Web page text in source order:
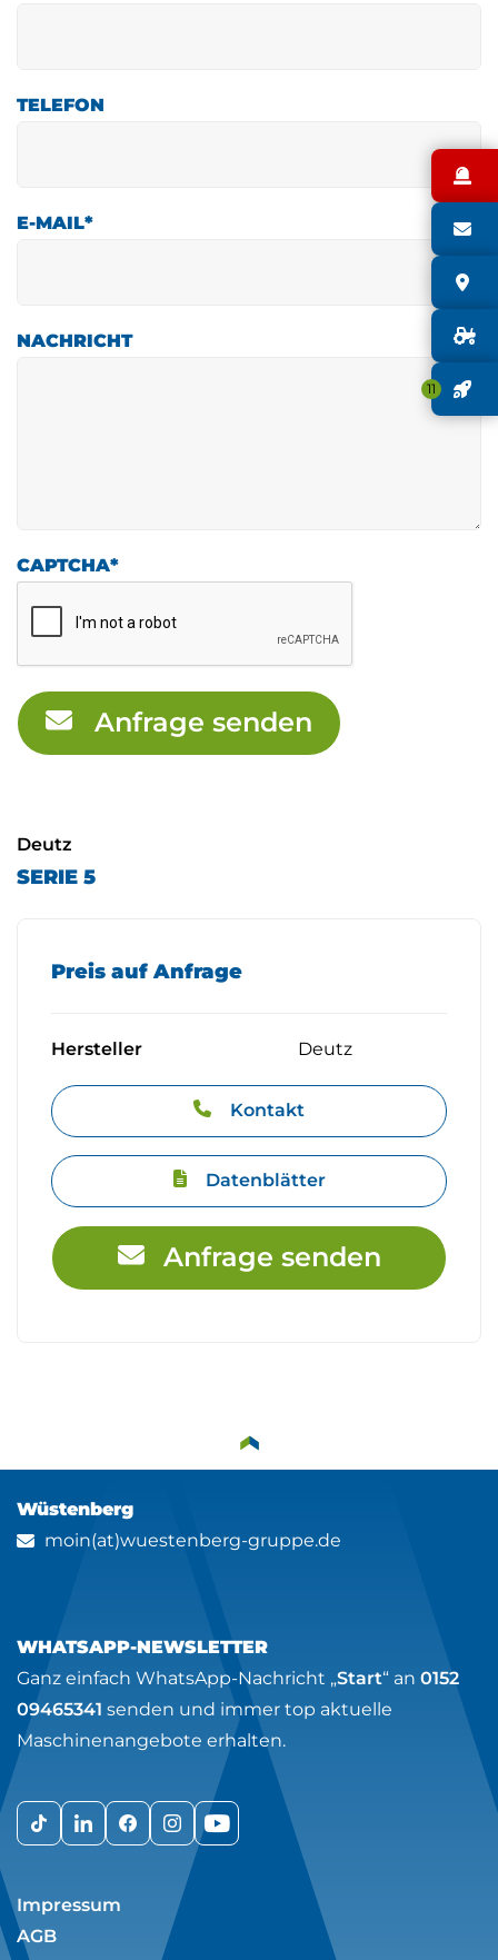
11
TELEFON
E-MAIL*
NACHRICHT
CAPTCHA*
Anfrage senden
Deutz
SERIE 5
Preis auf Anfrage
Hersteller Deutz
Kontakt
Datenblätter
Anfrage senden
Wüstenberg
moin(at)wuestenberg-gruppe.de
WHATSAPP-NEWSLETTER
Ganz einfach WhatsApp-Nachricht „Start“ an 0152
09465341 senden und immer top aktuelle
Maschinenangebote erhalten.
Impressum
AGB